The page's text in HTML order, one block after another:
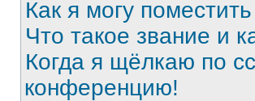
Как я могу
Что такое звание и
Когда я щёлкаю по
конференцию!